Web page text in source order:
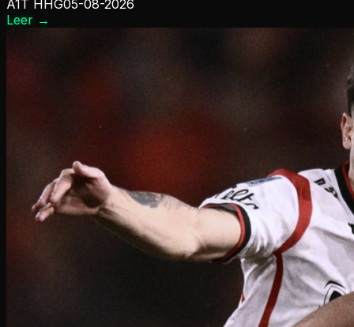
A1T HHG05-08-2026
Leer →